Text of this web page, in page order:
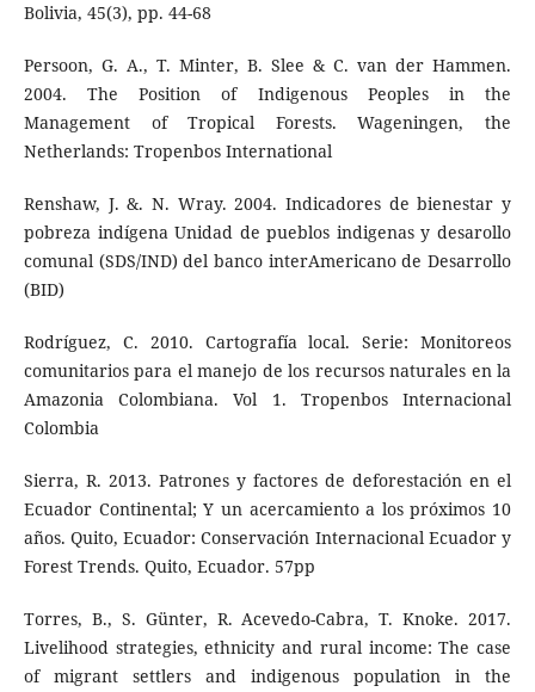
Bolivia, 45(3), pp. 44-68
Persoon, G. A., T. Minter, B. Slee & C. van der Hammen.
2004. The Position of Indigenous Peoples in the
Management of Tropical Forests. Wageningen, the
Netherlands: Tropenbos International
Renshaw, J. &. N. Wray. 2004. Indicadores de bienestar y
pobreza indígena Unidad de pueblos indigenas y desarollo
comunal (SDS/IND) del banco interAmericano de Desarrollo
(BID)
Rodríguez, C. 2010. Cartografía local. Serie: Monitoreos
comunitarios para el manejo de los recursos naturales en la
Amazonia Colombiana. Vol 1. Tropenbos Internacional
Colombia
Sierra, R. 2013. Patrones y factores de deforestación en el
Ecuador Continental; Y un acercamiento a los próximos 10
años. Quito, Ecuador: Conservación Internacional Ecuador y
Forest Trends. Quito, Ecuador. 57pp
Torres, B., S. Günter, R. Acevedo-Cabra, T. Knoke. 2017.
Livelihood strategies, ethnicity and rural income: The case
of migrant settlers and indigenous population in the